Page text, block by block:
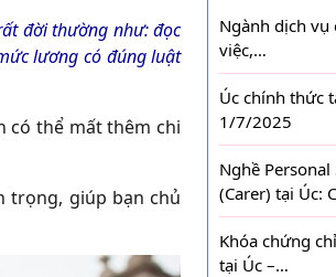
đời thường như: đọc
lương có đúng luật
có thể mất thêm chi
trọng, giúp bạn chủ
Ngành dịch vụ
việc,…
Úc chính thức
1/7/2025
Nghề
(Carer) tại Úc:
Khóa chứng
tại Úc –…